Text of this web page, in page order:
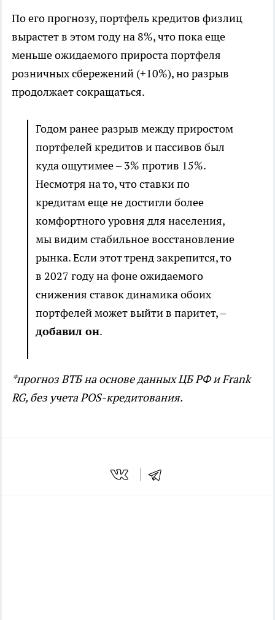
По его прогнозу, портфель кредитов физлиц
вырастет в этом году на 8%, что пока еще
меньше ожидаемого прироста портфеля
розничных сбережений (+10%), но разрыв
продолжает сокращаться.
Годом ранее разрыв между приростом
портфелей кредитов и пассивов был
куда ощутимее – 3% против 15%.
Несмотря на то, что ставки по
кредитам еще не достигли более
комфортного уровня для населения,
мы видим стабильное восстановление
рынка. Если этот тренд закрепится, то
в 2027 году на фоне ожидаемого
снижения ставок динамика обоих
портфелей может выйти в паритет, –
добавил он.
*прогноз ВТБ на основе данных ЦБ РФ и Frank
RG, без учета POS-кредитования.